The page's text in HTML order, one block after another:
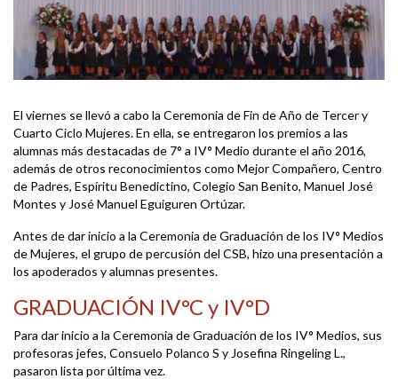
El viernes se llevó a cabo la Ceremonia de Fin de Año de Tercer y
Cuarto Ciclo Mujeres. En ella, se entregaron los premios a las
alumnas más destacadas de 7° a IV° Medio durante el año 2016,
además de otros reconocimientos como Mejor Compañero, Centro
de Padres, Espíritu Benedictino, Colegio San Benito, Manuel José
Montes y José Manuel Eguiguren Ortúzar.
Antes de dar inicio a la Ceremonia de Graduación de los IV° Medios
de Mujeres, el grupo de percusión del CSB, hizo una presentación a
los apoderados y alumnas presentes.
GRADUACIÓN IV°C y IV°D
Para dar inicio a la Ceremonia de Graduación de los IV° Medios, sus
profesoras jefes, Consuelo Polanco S y Josefina Ringeling L.,
pasaron lista por última vez.